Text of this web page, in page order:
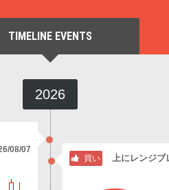
TIMELINE EVENTS
2026
08/07
買い 上にレンジブ